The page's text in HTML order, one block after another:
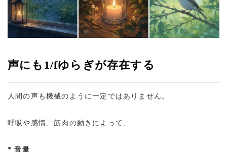
声にも1/fゆらぎが存在する
人間の声も機械のように一定ではありません。
呼吸や感情、筋肉の動きによって、
* 音量